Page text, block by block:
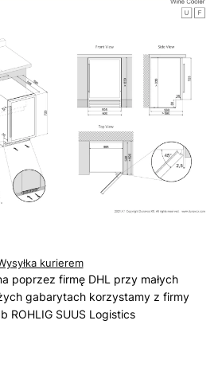
kurierem
poprzez firmę DHL przy małych
gabarytach korzystamy z firmy
ROHLIG SUUS Logistics